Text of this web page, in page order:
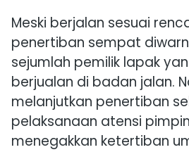
Meski berjalan sesuai
penertiban sempat
sejumlah pemilik lapak
berjualan di badan jalan.
melanjutkan penertiban
pelaksanaan atensi
menegakkan ketertiban